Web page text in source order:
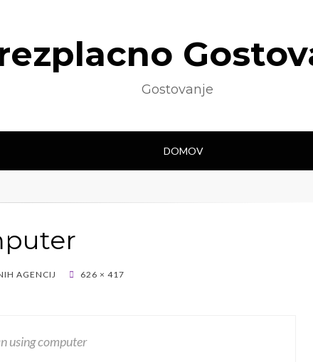
Gostovanje
DOMOV
AGENCIJ 626 × 417
using computer